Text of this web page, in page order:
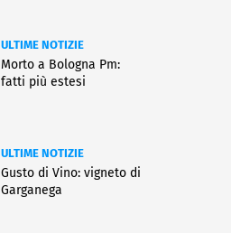
ULTIME NOTIZIE
Morto a Bologna Pm:
fatti più estesi
ULTIME NOTIZIE
Gusto di Vino: vigneto di
Garganega